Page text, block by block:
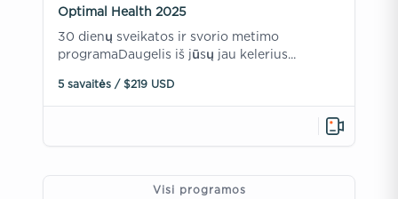
Optimal Health 2025
30 dienų sveikatos ir svorio metimo
programaDaugelis iš jūsų jau kelerius...
5 savaitės / $219 USD
Visi programos